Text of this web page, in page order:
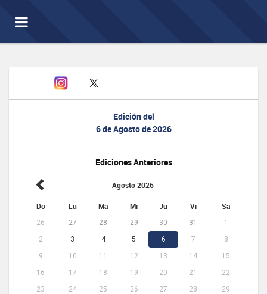
Toggle
navigation
Edición del
6 de Agosto de 2026
Ediciones Anteriores
Agosto 2026
Do Lu Ma Mi Ju Vi Sa
26 27 28 29 30 31
1
2
3 4 5 6 7
8
9
10 11 12 13 14
15
16
17 18 19 20 21
22
23
24 25 26 27 28
29